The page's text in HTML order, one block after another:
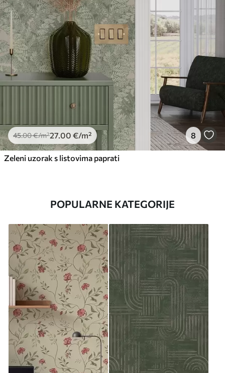
45.00€/m²27.00 €/m² 8
Zeleni uzorak s listovima paprati
POPULARNE KATEGORIJE